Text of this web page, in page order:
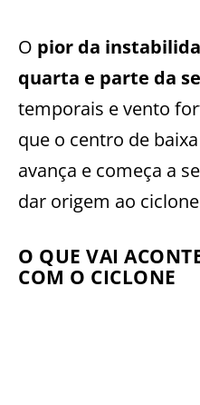
O pior da
quarta e parte da
temporais e vento
que o centro de
avança e começa a
dar origem ao
O QUE VAI
COM O CICLONE